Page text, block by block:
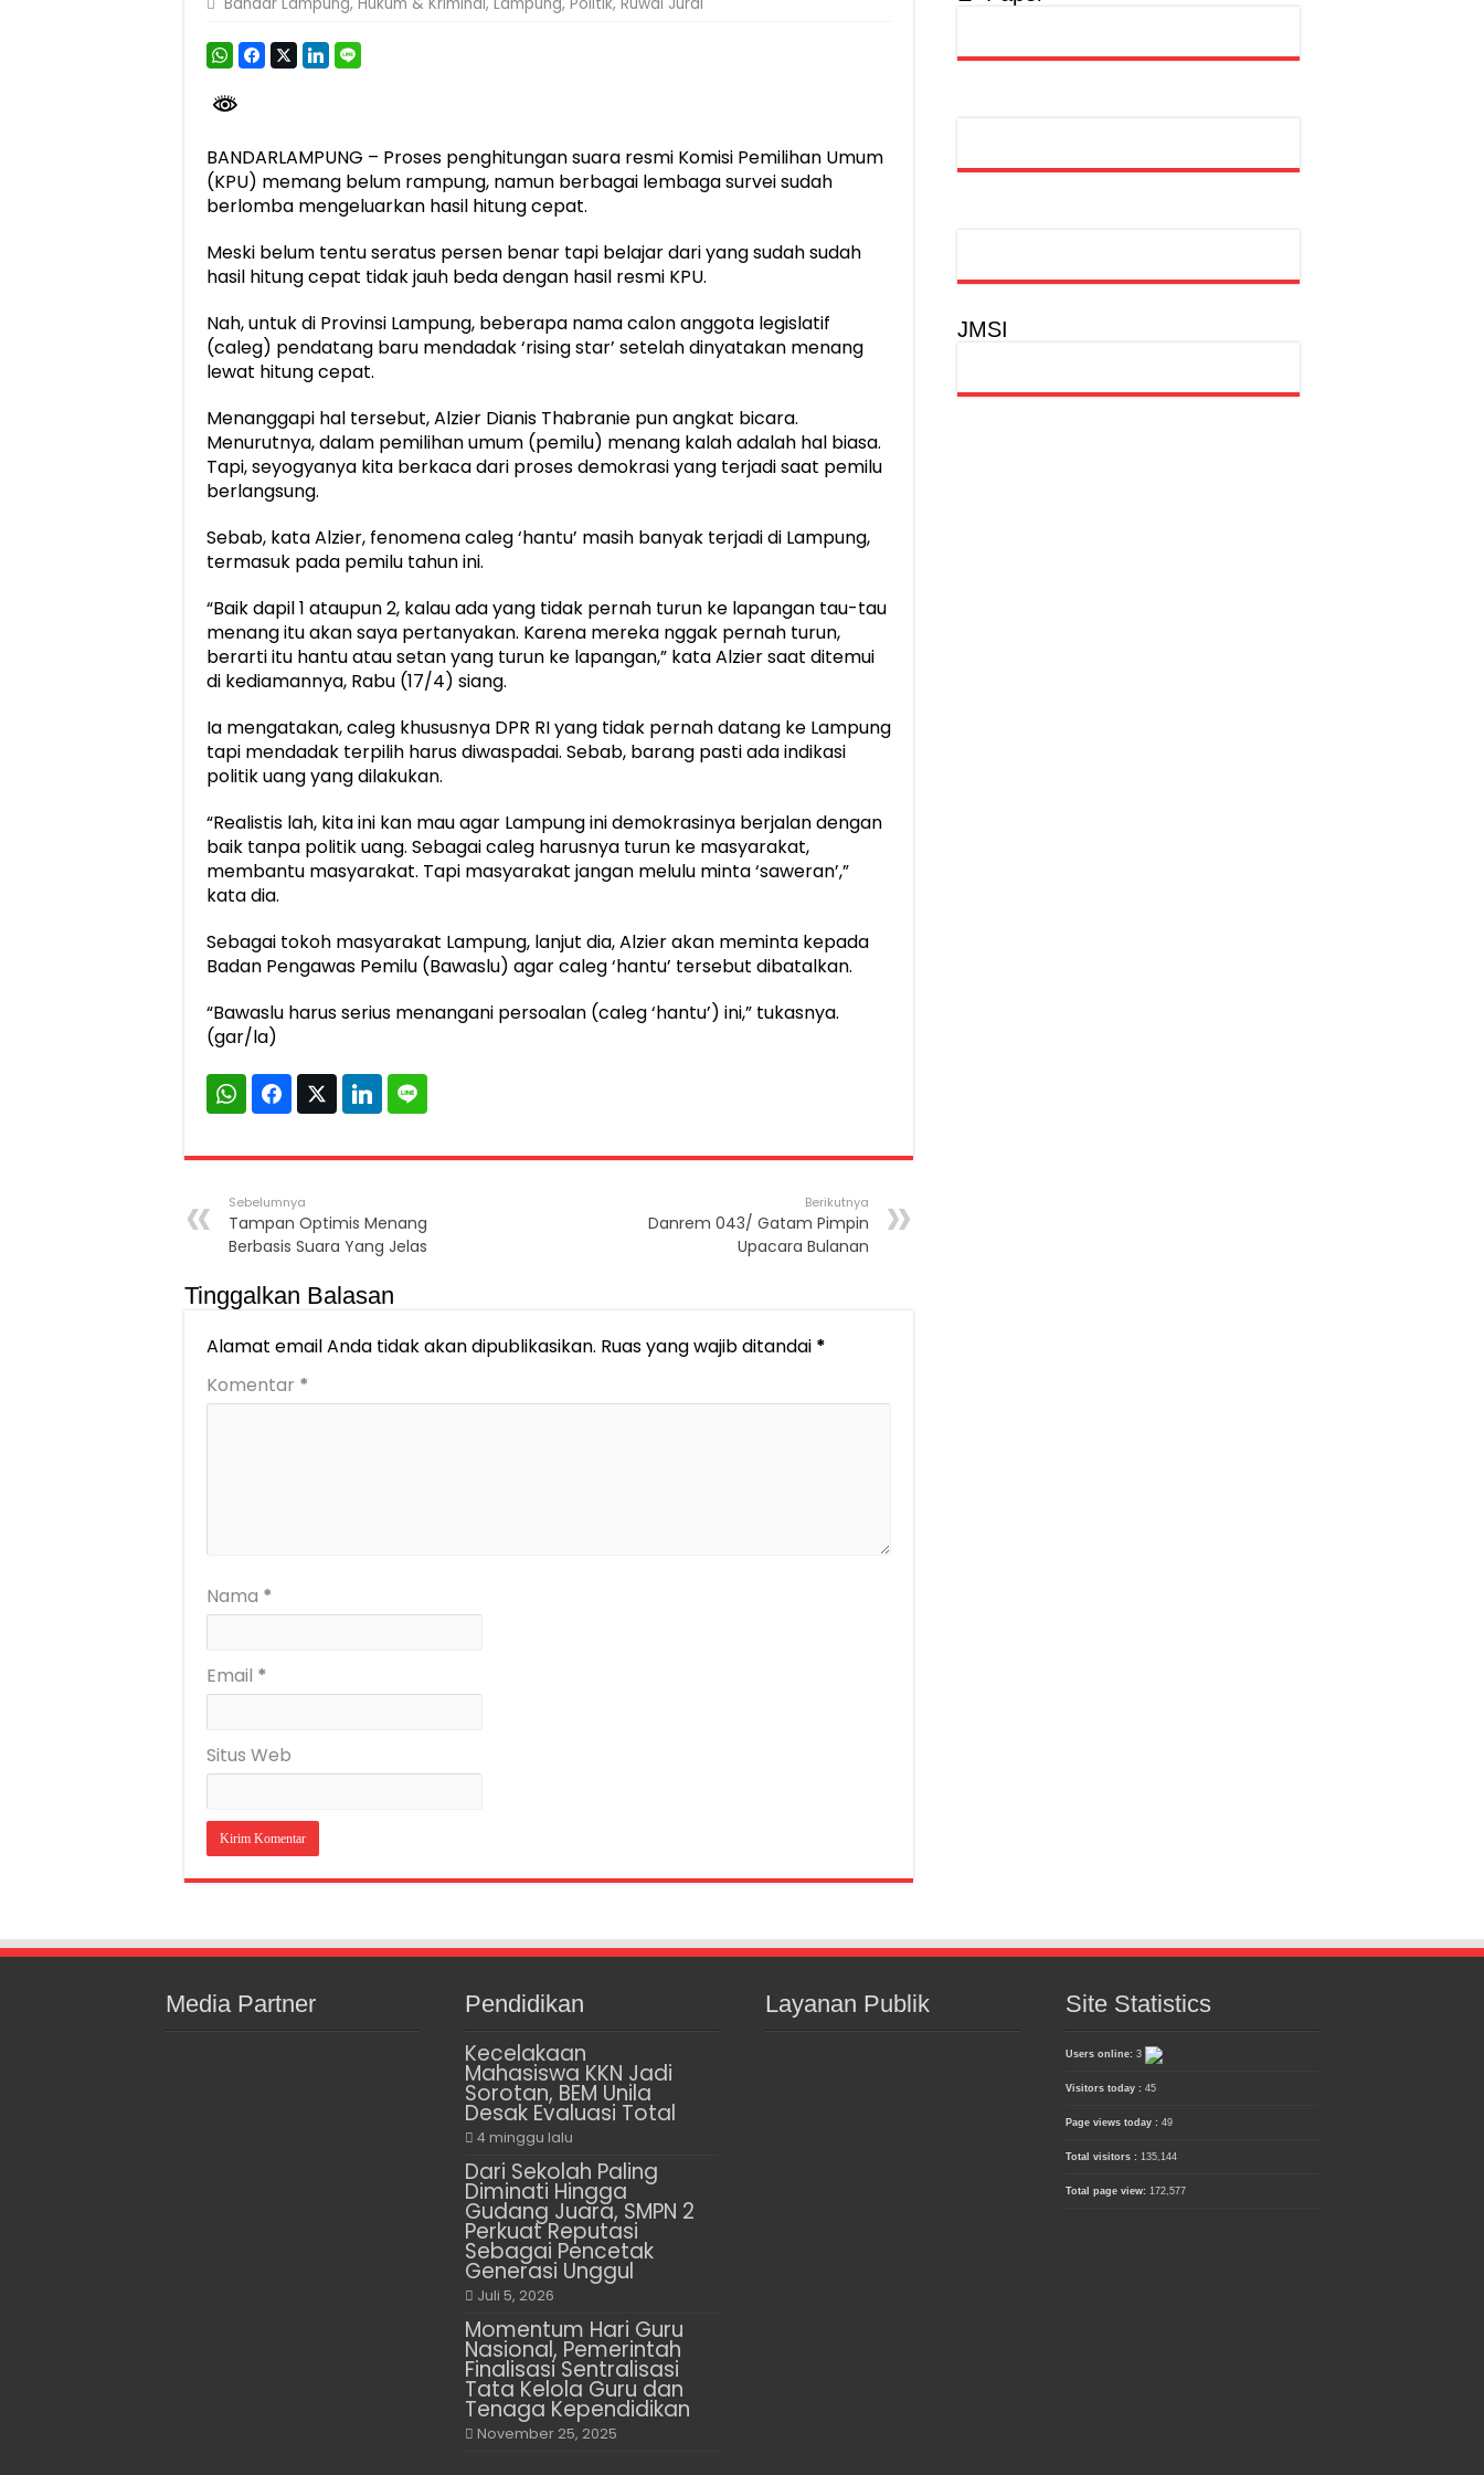
Pemprov Lampung Dukung Penuh Lampung Financial Festival, Perkuat Literasi Keuangan Generasi Muda
Pengesahan Raperda APBD 2025 Jadi Langkah Penguatan Akuntabilitas dan Pembangunan Lampung
BANDARLAMPUNG – Proses penghitungan suara resmi Komisi Pemilihan Umum
(KPU) memang belum rampung, namun berbagai lembaga survei sudah
berlomba mengeluarkan hasil hitung cepat.
Meski belum tentu seratus persen benar tapi belajar dari yang sudah sudah
hasil hitung cepat tidak jauh beda dengan hasil resmi KPU.
Nah, untuk di Provinsi Lampung, beberapa nama calon anggota legislatif
(caleg) pendatang baru mendadak ‘rising star’ setelah dinyatakan menang
lewat hitung cepat.
Menanggapi hal tersebut, Alzier Dianis Thabranie pun angkat bicara.
Menurutnya, dalam pemilihan umum (pemilu) menang kalah adalah hal biasa.
Tapi, seyogyanya kita berkaca dari proses demokrasi yang terjadi saat pemilu
berlangsung.
Sebab, kata Alzier, fenomena caleg ‘hantu’ masih banyak terjadi di Lampung,
termasuk pada pemilu tahun ini.
“Baik dapil 1 ataupun 2, kalau ada yang tidak pernah turun ke lapangan tau-tau
menang itu akan saya pertanyakan. Karena mereka nggak pernah turun,
berarti itu hantu atau setan yang turun ke lapangan,” kata Alzier saat ditemui
di kediamannya, Rabu (17/4) siang.
Ia mengatakan, caleg khususnya DPR RI yang tidak pernah datang ke Lampung
tapi mendadak terpilih harus diwaspadai. Sebab, barang pasti ada indikasi
politik uang yang dilakukan.
“Realistis lah, kita ini kan mau agar Lampung ini demokrasinya berjalan dengan
baik tanpa politik uang. Sebagai caleg harusnya turun ke masyarakat,
membantu masyarakat. Tapi masyarakat jangan melulu minta ‘saweran’,”
kata dia.
Sebagai tokoh masyarakat Lampung, lanjut dia, Alzier akan meminta kepada
Badan Pengawas Pemilu (Bawaslu) agar caleg ‘hantu’ tersebut dibatalkan.
“Bawaslu harus serius menangani persoalan (caleg ‘hantu’) ini,” tukasnya.
(gar/la)
Sebelumnya
Tampan Optimis Menang
Berbasis Suara Yang Jelas
Berikutnya
Danrem 043/ Gatam Pimpin
Upacara Bulanan
Tinggalkan Balasan
Alamat email Anda tidak akan dipublikasikan. Ruas yang wajib ditandai *
Komentar *
Nama *
Email *
Situs Web
JMSI
Media Partner Pendidikan
Kecelakaan
Mahasiswa KKN Jadi
Sorotan, BEM Unila
Desak Evaluasi Total
4 minggu lalu
Dari Sekolah Paling
Diminati Hingga
Gudang Juara, SMPN 2
Perkuat Reputasi
Sebagai Pencetak
Generasi Unggul
Juli 5, 2026
Momentum Hari Guru
Nasional, Pemerintah
Finalisasi Sentralisasi
Tata Kelola Guru dan
Tenaga Kependidikan
November 25, 2025
Layanan Publik Site Statistics
Users online: 3
Visitors today : 45
Page views today : 49
Total visitors : 135,144
Total page view: 172,577